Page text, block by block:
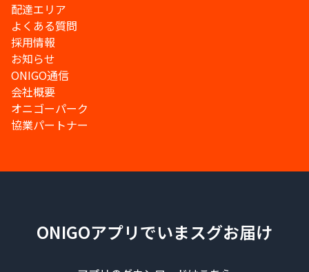
配達エリア
よくある質問
採用情報
お知らせ
ONIGO通信
会社概要
オニゴーパーク
協業パートナー
ONIGOアプリでいまスグお届け